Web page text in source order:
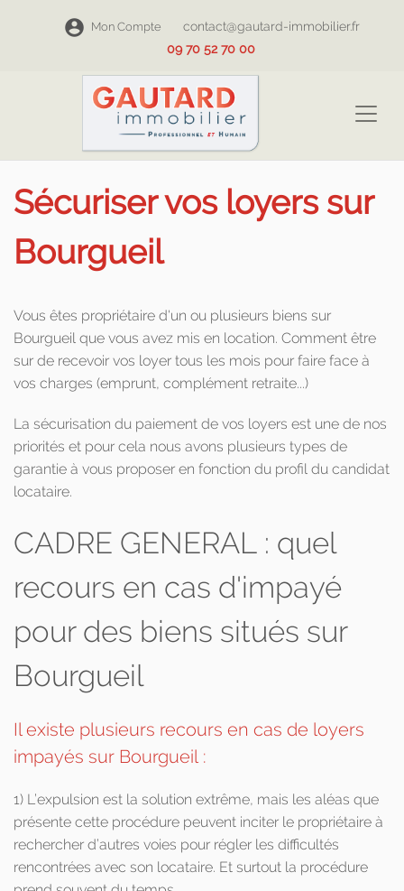
Mon Compte
contact@gautard-immobilier.fr
09 70 52 70 00
Sécuriser vos loyers sur
Bourgueil
Vous êtes propriétaire d'un ou plusieurs biens sur
Bourgueil que vous avez mis en location. Comment être
sur de recevoir vos loyer tous les mois pour faire face à
vos charges (emprunt, complément retraite...)
La sécurisation du paiement de vos loyers est une de nos
priorités et pour cela nous avons plusieurs types de
garantie à vous proposer en fonction du profil du candidat
locataire.
CADRE GENERAL : quel
recours en cas d'impayé
pour des biens situés sur
Bourgueil
Il existe plusieurs recours en cas de loyers
impayés sur Bourgueil :
1) L’expulsion est la solution extrême, mais les aléas que
présente cette procédure peuvent inciter le propriétaire à
rechercher d’autres voies pour régler les difficultés
rencontrées avec son locataire. Et surtout la procédure